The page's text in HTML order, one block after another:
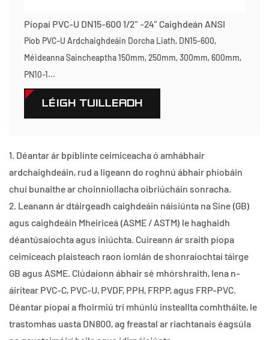
Píopaí PVC-U DN15-600 1/2" -24" Caighdeán ANSI
Píob PVC-U Ardchaighdeáin Dorcha Liath, DN15-600,
Méideanna Saincheaptha 150mm, 250mm, 300mm, 600mm,
PN10-1...
LÉIGH TUILLEADH
1. Déantar ár bpíblínte ceimiceacha ó amhábhair
ardchaighdeáin, rud a ligeann do roghnú ábhair phíobáin
chuí bunaithe ar choinníollacha oibriúcháin sonracha.
2. Leanann ár dtáirgeadh caighdeáin náisiúnta na Síne (GB)
agus caighdeáin Mheiriceá (ASME / ASTM) le haghaidh
déantúsaíochta agus iniúchta. Cuireann ár sraith píopa
ceimiceach plaisteach raon iomlán de shonraíochtaí táirge
GB agus ASME. Clúdaíonn ábhair sé mhórshraith, lena n-
áirítear PVC-C, PVC-U, PVDF, PPH, FRPP, agus FRP-PVC.
Déantar píopaí a fhoirmiú trí mhúnlú insteallta comhtháite, le
trastomhas uasta DN800, ag freastal ar riachtanais éagsúla